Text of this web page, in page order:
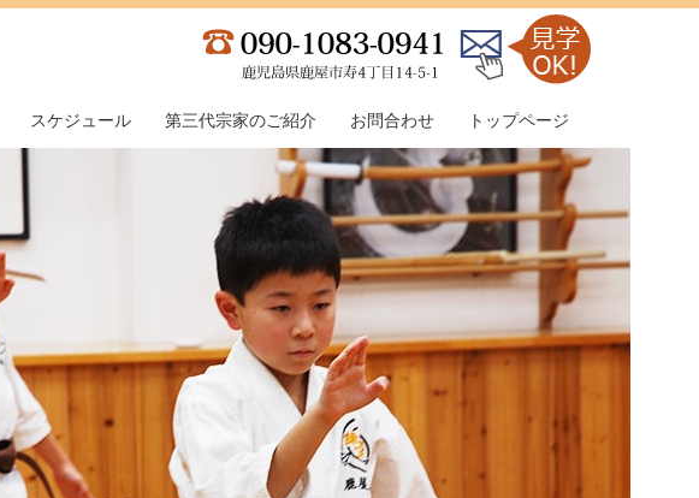
スケジュール 第三代宗家のご紹介 お問合わせ トップページ